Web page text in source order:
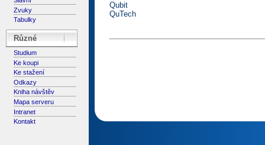
Zvuky
Tabulky
Různé
Studium
Ke koupi
Ke stažení
Odkazy
Kniha návštěv
Mapa serveru
Intranet
Kontakt
Qubit
QuTech